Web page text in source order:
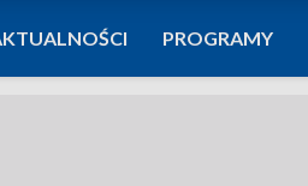
PROGRAMY